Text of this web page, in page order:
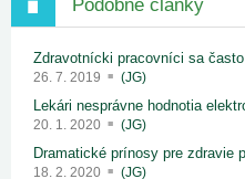
Podobné články
Zdravotnícki pracovníci sa
26. 7. 2019 (JG)
Lekári nesprávne hodnotia
20. 1. 2020 (JG)
Dramatické prínosy pre zdravie
18. 2. 2020 (JG)